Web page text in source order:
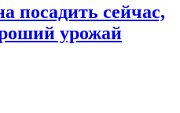
посадить сейчас,
урожай